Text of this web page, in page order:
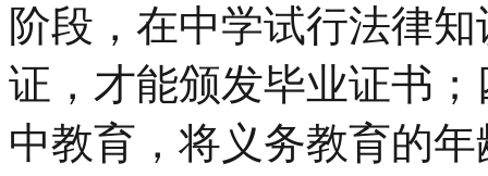
阶段，在中学试行法律
证，才能颁发毕业证书
中教育，将义务教育的